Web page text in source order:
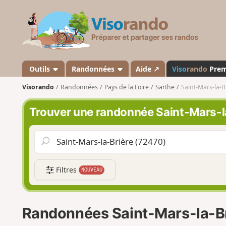
s
a
n
d
o
Outils Randonnées Aide ↗ Visorando
Visorando Randonnées Pays de la Loire Sarthe Saint-Mars-la-
Trouver une randonnée Saint-Mars-
Filtres NOUVEAU
Randonnées Saint-Mars-la-